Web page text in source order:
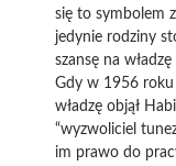
się to symbolem
jedynie rodziny
szansę na
Gdy w 1956 roku
władzę objął
“wyzwoliciel
im prawo do